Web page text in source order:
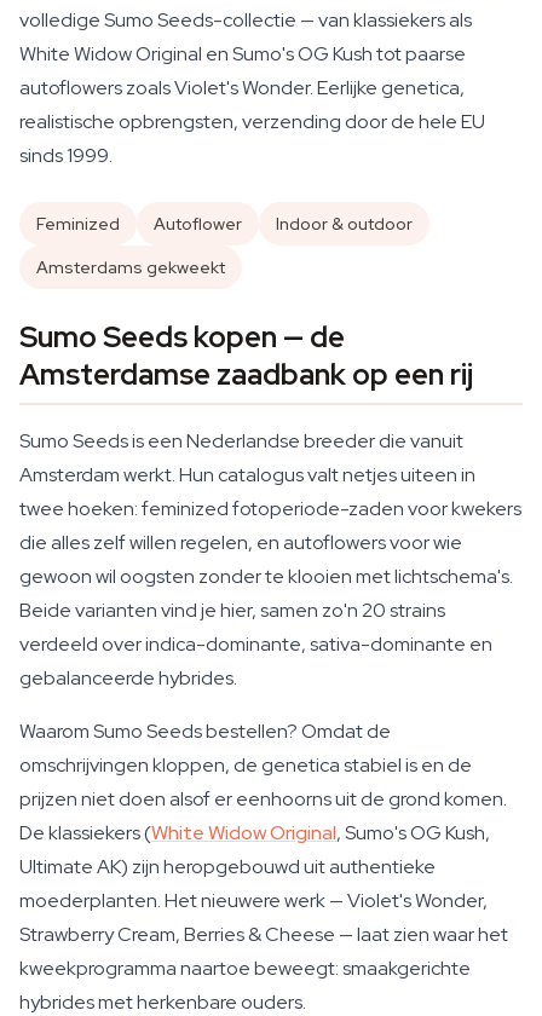
volledige Sumo Seeds-collectie — van klassiekers als
White Widow Original en Sumo's OG Kush tot paarse
autoflowers zoals Violet's Wonder. Eerlijke genetica,
realistische opbrengsten, verzending door de hele EU
sinds 1999.
Feminized Autoflower
Indoor & outdoor
Amsterdams gekweekt
Sumo Seeds kopen — de
Amsterdamse zaadbank op een rij
Sumo Seeds is een Nederlandse breeder die vanuit
Amsterdam werkt. Hun catalogus valt netjes uiteen in
twee hoeken: feminized fotoperiode-zaden voor kwekers
die alles zelf willen regelen, en autoflowers voor wie
gewoon wil oogsten zonder te klooien met lichtschema's.
Beide varianten vind je hier, samen zo'n 20 strains
verdeeld over indica-dominante, sativa-dominante en
gebalanceerde hybrides.
Waarom Sumo Seeds bestellen? Omdat de
omschrijvingen kloppen, de genetica stabiel is en de
prijzen niet doen alsof er eenhoorns uit de grond komen.
De klassiekers (White Widow Original, Sumo's OG Kush,
Ultimate AK) zijn heropgebouwd uit authentieke
moederplanten. Het nieuwere werk — Violet's Wonder,
Strawberry Cream, Berries & Cheese — laat zien waar het
kweekprogramma naartoe beweegt: smaakgerichte
hybrides met herkenbare ouders.